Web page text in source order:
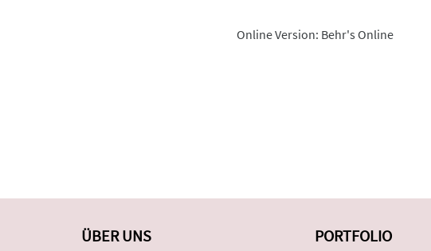
Online Version: Behr's Online
ÜBER UNS PORTFOLIO